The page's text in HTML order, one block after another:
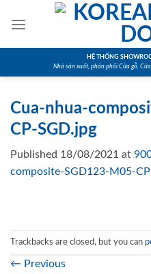
HỆ THỐNG
Nhà sản xuất, phân phối Cửa gỗ,
Cua-nhua-
CP-SGD.jpg
Published 18/08/2021 at
composite-SGD123-M05-
Trackbacks are closed, but you can
← Previous